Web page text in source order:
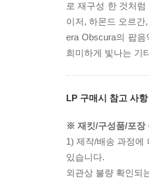
로 재구성 한 것처
이저, 하몬드 오르
era Obscura의 팝
희미하게 빛나는 기
LP 구매시 참고 사
※ 재킷/구성품/포장
1) 제작/배송 과정에
있습니다.
외관상 불량 확인되